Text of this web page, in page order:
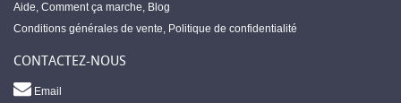
Aide, Comment ça marche, Blog
Conditions générales de vente, Politique de confidentialité
CONTACTEZ-NOUS
Email